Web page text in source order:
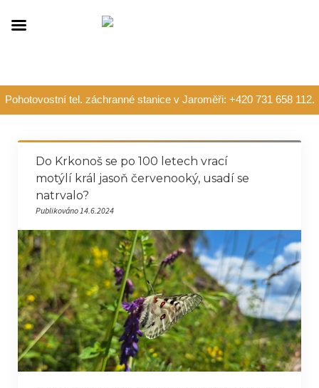
Pohotovostní tel. záchranné stanice v Jaroměři: +420 731 658 112.
Do Krkonoš se po 100 letech vrací
motýlí král jasoň červenooký, usadí se
natrvalo?
Publikováno 14.6.2024